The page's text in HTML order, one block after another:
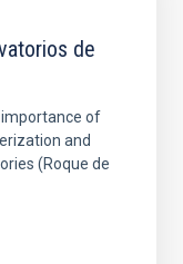
de
importance of
and
(Roque de